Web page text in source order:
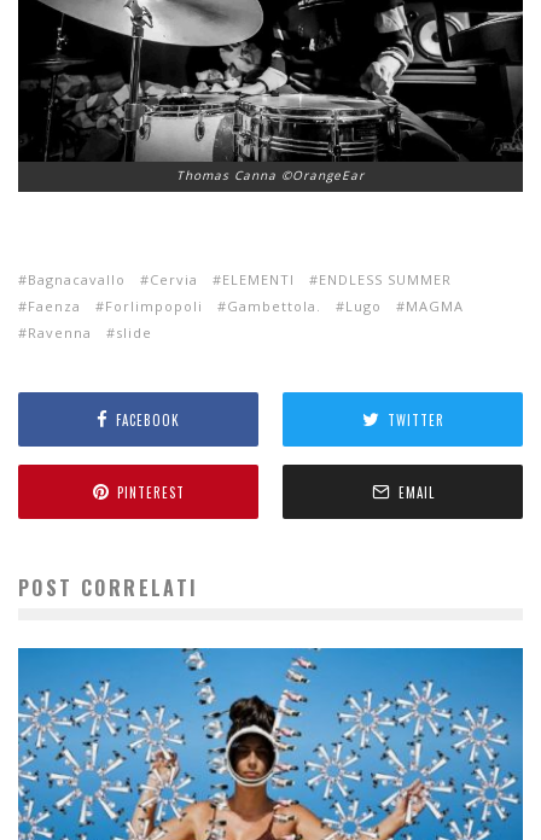
Thomas Canna ©OrangeEar
Bagnacavallo Cervia ELEMENTI
ENDLESS SUMMER
Faenza
Forlimpopoli Gambettola. Lugo
MAGMA
Ravenna
slide
FACEBOOK TWITTER
PINTEREST EMAIL
POST CORRELATI